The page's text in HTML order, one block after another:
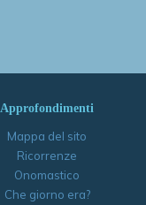
Approfondimenti
Mappa del sito
Ricorrenze
Onomastico
Che giorno era?